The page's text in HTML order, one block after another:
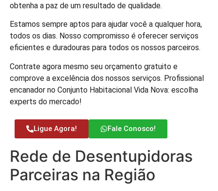
obtenha a paz de um resultado de qualidade.
Estamos sempre aptos para ajudar você a qualquer hora,
todos os dias. Nosso compromisso é oferecer serviços
eficientes e duradouras para todos os nossos parceiros.
Contrate agora mesmo seu orçamento gratuito e
comprove a excelência dos nossos serviços. Profissional
encanador no Conjunto Habitacional Vida Nova: escolha
experts do mercado!
Ligue Agora! Fale Conosco!
Rede de Desentupidoras
Parceiras na Região